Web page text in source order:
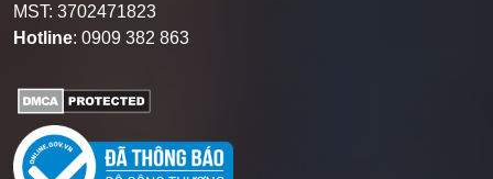
MST: 3702471823
Hotline: 0909 382 863